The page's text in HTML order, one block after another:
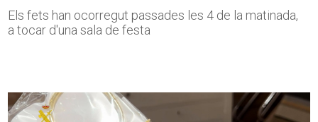
Els fets han ocorregut passades les 4 de la matinada,
a tocar d'una sala de festa